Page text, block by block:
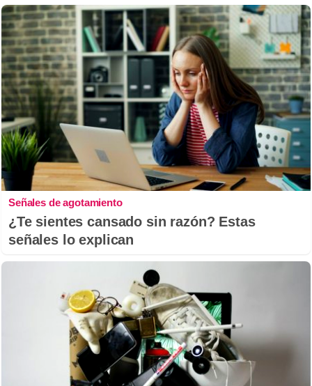
Señales de agotamiento
¿Te sientes cansado sin razón? Estas
señales lo explican